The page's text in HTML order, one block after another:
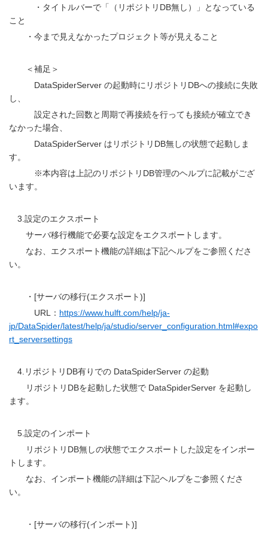
・タイトルバーで「（リポジトリDB無し）」となっている
こと
・今まで見えなかったプロジェクト等が見えること
＜補足＞
DataSpiderServer の起動時にリポジトリDBへの接続に失敗
し、
設定された回数と周期で再接続を行っても接続が確立でき
なかった場合、
DataSpiderServer はリポジトリDB無しの状態で起動しま
す。
※本内容は上記のリポジトリDB管理のヘルプに記載がござ
います。
3.設定のエクスポート
サーバ移行機能で必要な設定をエクスポートします。
なお、エクスポート機能の詳細は下記ヘルプをご参照くださ
い。
・[サーバの移行(エクスポート)]
URL： https://www.hulft.com/help/ja-
jp/DataSpider/latest/help/ja/studio/server_configuration.html#expo
rt_serversettings
4.リポジトリDB有りでの DataSpiderServer の起動
リポジトリDBを起動した状態で DataSpiderServer を起動し
ます。
5.設定のインポート
リポジトリDB無しの状態でエクスポートした設定をインポー
トします。
なお、インポート機能の詳細は下記ヘルプをご参照くださ
い。
・[サーバの移行(インポート)]